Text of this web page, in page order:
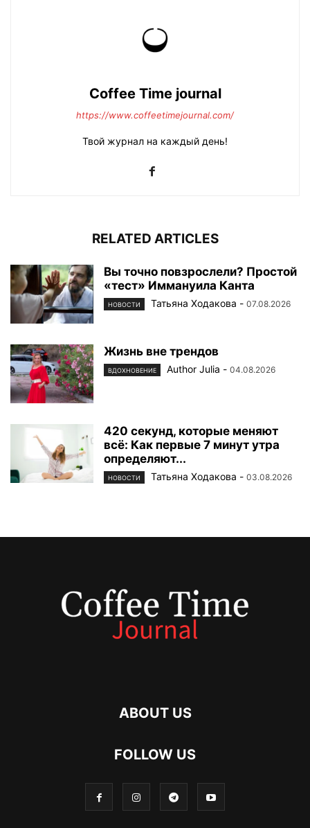
Coffee Time journal
https://www.coffeetimejournal.com/
Твой журнал на каждый день!
RELATED ARTICLES
Вы точно повзрослели? Простой
«тест» Иммануила Канта
НОВОСТИ Татьяна Ходакова - 07.08.2026
Жизнь вне трендов
ВДОХНОВЕНИЕ Author Julia - 04.08.2026
420 секунд, которые меняют
всё: Как первые 7 минут утра
определяют...
НОВОСТИ Татьяна Ходакова - 03.08.2026
ABOUT US
FOLLOW US